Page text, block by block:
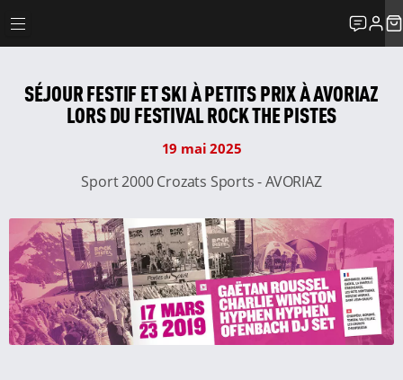
SÉJOUR FESTIF ET SKI À PETITS PRIX À AVORIAZ
LORS DU FESTIVAL ROCK THE PISTES
19 mai 2025
Sport 2000 Crozats Sports - AVORIAZ